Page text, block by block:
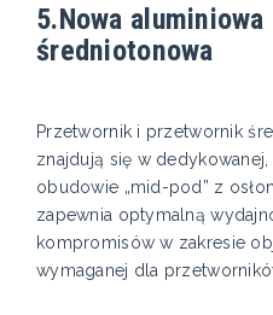
5.Nowa aluminiowa
średniotonowa
Przetwornik i przetwornik
znajdują się w
obudowie „mid-pod” z
zapewnia optymalną
kompromisów w zakresie
wymaganej dla